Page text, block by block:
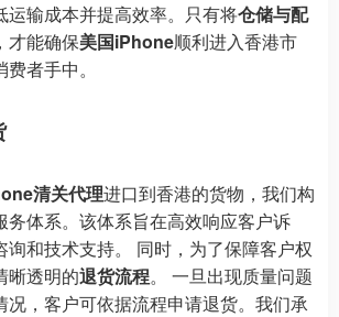
运输成本并提高效率。只有将仓储与配
才能确保美国iPhone顺利进入香港市
者手中。
清关代理进口到香港的货物，我们构
务体系。该体系旨在高效响应客户诉
询和技术支持。 同时，为了保障客户权
晰透明的退货流程。 一旦出现质量问题
况，客户可依据流程申请退货。我们承